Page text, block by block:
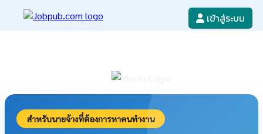
เข้าสู่ระบบ
สำหรับนายจ้างที่ต้องการหาคนทำงาน